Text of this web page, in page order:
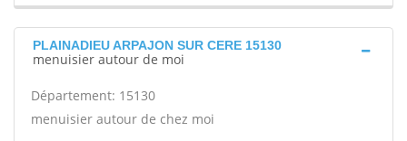
PLAINADIEU ARPAJON SUR CERE 15130
menuisier autour de moi
Département: 15130
menuisier autour de chez moi